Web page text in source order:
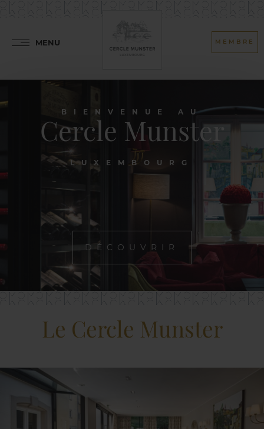
MENU MEMBRE
BIENVENUE AU
Cercle Munster
LUXEMBOURG
DÉCOUVRIR
Le Cercle Munster